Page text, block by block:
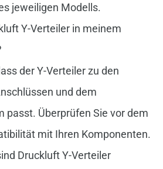
jeweiligen Modells.
Y-Verteiler in meinem
der Y-Verteiler zu den
und dem
passt. Überprüfen Sie vor dem
mit Ihren Komponenten.
Druckluft Y-Verteiler